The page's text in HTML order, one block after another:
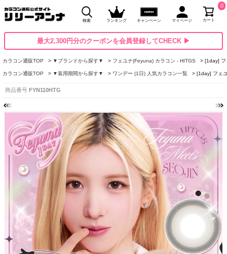
検索 ランキング キャンペーン マイページ カート
0
最大2,300円分のクーポンを会員登録してCHECK ▶
カラコン通販TOP ▼ブランドから探す▼ フェユナ(Feyuna) カラコン - HITGS [1day] フ
カラコン通販TOP ▼装用期間から探す▼ ワンデー (1日) 人気カラコン一覧 [1day] フェ
商品番号 FYN110HTG